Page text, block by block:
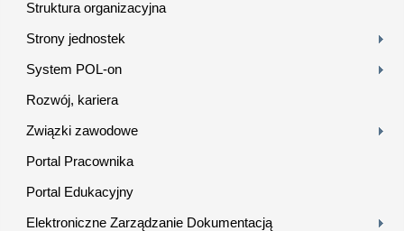
Struktura organizacyjna
Strony jednostek
System POL-on
Rozwój, kariera
Związki zawodowe
Portal Pracownika
Portal Edukacyjny
Elektroniczne Zarządzanie Dokumentacją